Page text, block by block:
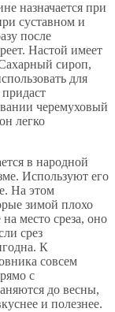
назначается при
суставном и
после
Настой имеет
сироп,
для
черемуховый
легко
в народной
Используют его
На этом
зимой плохо
место среза, оно
срез
К
совсем
с
до весны,
и полезнее.